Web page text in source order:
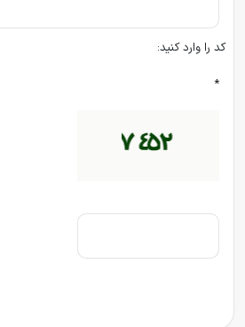
کد را وارد کنید:
*